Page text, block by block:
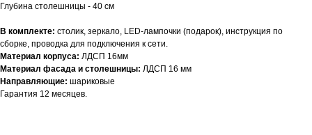
Глубина столешницы - 40 см
В комплекте: столик, зеркало, LED-лампочки (подарок), инструкция по
сборке, проводка для подключения к сети.
Материал корпуса: ЛДСП 16мм
Материал фасада и столешницы: ЛДСП 16 мм
Направляющие: шариковые
Гарантия 12 месяцев.